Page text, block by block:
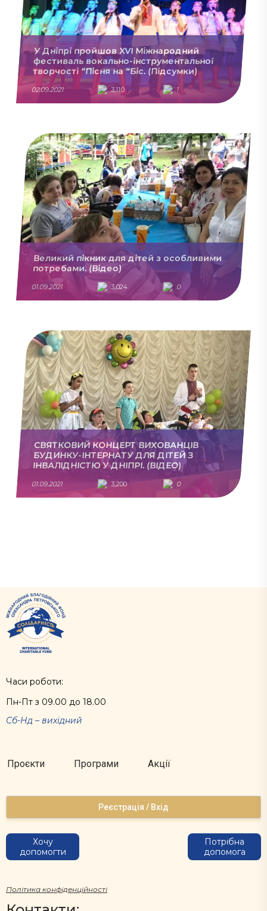
У Дніпрі пройшов XVІ Міжнародний
фестиваль вокально-інструментальної
творчості “Пісня на “Біс. (Підсумки)
02.09.2021 3,110 1
Великий пікник для дітей з особливими
потребами. (Відео)
01.09.2021 3,024 0
СВЯТКОВИЙ КОНЦЕРТ ВИХОВАНЦІВ
БУДИНКУ-ІНТЕРНАТУ ДЛЯ ДІТЕЙ З
ІНВАЛІДНІСТЮ У ДНІПРІ. (ВІДЕО)
01.09.2021 3,200 0
Часи роботи:
Пн-Пт з 09.00 до 18.00
Сб-Нд – вихідний
Проєкти Програми Акції
Реєстрація / Вхід
Хочу
допомогти
Потрібна
допомога
Політика конфіденційності